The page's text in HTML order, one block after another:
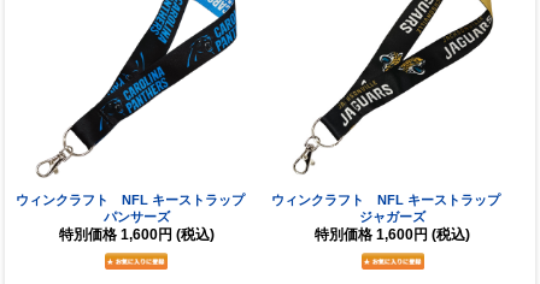
ウィンクラフト NFL キーストラップ
パンサーズ
特別価格 1,600円 (税込)
ウィンクラフト NFL キーストラップ
ジャガーズ
特別価格 1,600円 (税込)